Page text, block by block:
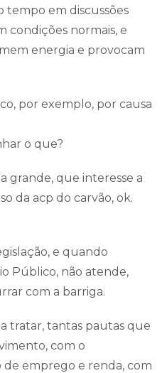
tempo em discussões
condições normais, e
energia e provocam
por exemplo, por causa
o que?
grande, que interesse a
da acp do carvão, ok.
e quando
Público, não atende,
com a barriga.
tratar, tantas pautas que
com o
emprego e renda, com